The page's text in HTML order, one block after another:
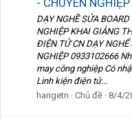
DẠY NGHỀ SỬA
NGHIỆP KHAI GIẢNG
ĐIỆN TỬ CN DẠY NGHỂ
NGHIỆP 0933102666
may công nghiệp Có
Linh kiện điện tử...
hangetn
Chủ đề 8/4/